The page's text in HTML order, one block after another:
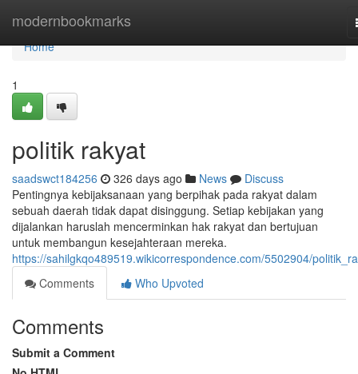
modernbookmarks
Home
Home
1
politik rakyat
saadswct184256 326 days ago News
Discuss
Pentingnya kebijaksanaan yang berpihak pada rakyat dalam
sebuah daerah tidak dapat disinggung. Setiap kebijakan yang
dijalankan haruslah mencerminkan hak rakyat dan bertujuan
untuk membangun kesejahteraan mereka.
https://sahilgkqo489519.wikicorrespondence.com/5502904/
Comments
Who Upvoted
Comments
Submit a Comment